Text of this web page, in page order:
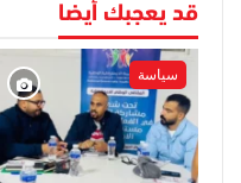
قد يعجبك أيضا
سياسة